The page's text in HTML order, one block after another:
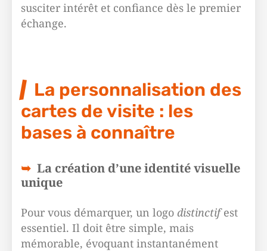
susciter intérêt et confiance dès le premier
échange.
La personnalisation des
cartes de visite : les
bases à connaître
La création d’une identité visuelle
unique
Pour vous démarquer, un logo distinctifest
essentiel. Il doit être simple, mais
mémorable, évoquant instantanément